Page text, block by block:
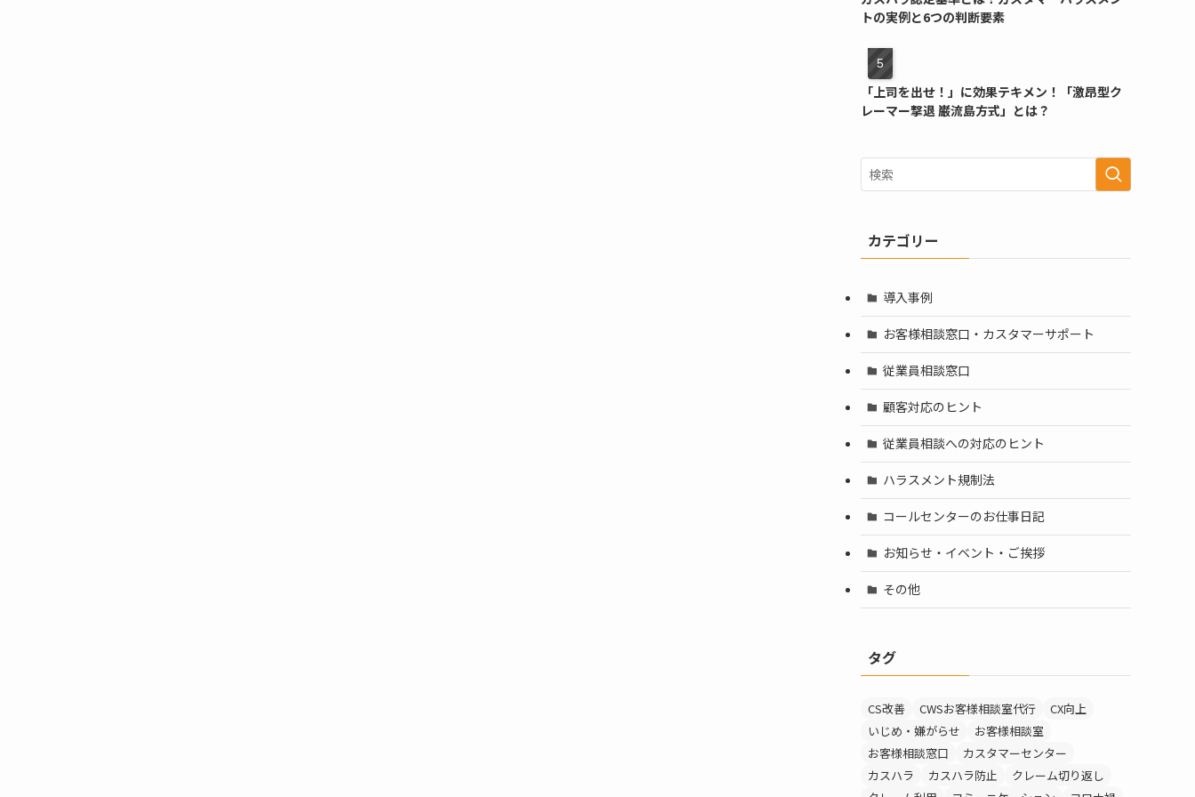
トの実例と6つの判断要素
「上司を出せ！」に効果テキメン！「激昂型ク
レーマー撃退 巌流島方式」とは？
カテゴリー
導入事例
お客様相談窓口・カスタマーサポート
従業員相談窓口
顧客対応のヒント
従業員相談への対応のヒント
ハラスメント規制法
コールセンターのお仕事日記
お知らせ・イベント・ご挨拶
その他
タグ
CS改善 CWSお客様相談室代行
CX向上
いじめ・嫌がらせ
お客様相談室
お客様相談窓口
カスタマーセンター
カスハラ
カスハラ防止
クレーム切り返し